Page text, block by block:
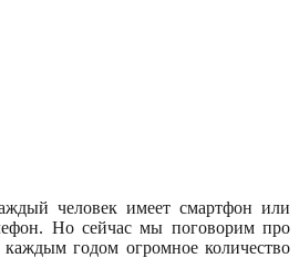
человек имеет смартфон или
Но сейчас мы поговорим про
годом огромное количество